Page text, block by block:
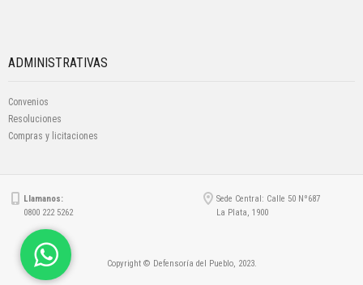
ADMINISTRATIVAS
Convenios
Resoluciones
Compras y licitaciones
Llamanos:
0800 222 5262
Sede Central: Calle 50 Nº687
La Plata, 1900
Copyright © Defensoría del Pueblo, 2023.